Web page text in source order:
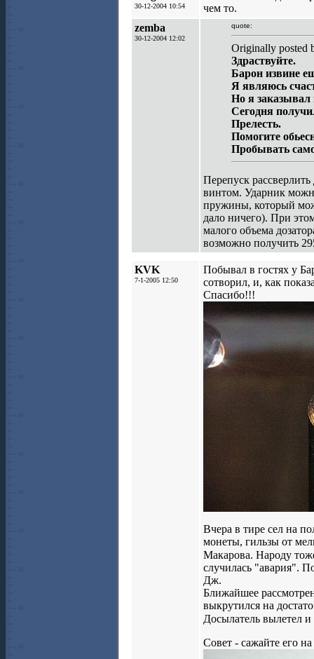
30-12-2004 10:54
чем то.
zemba
30-12-2004 12:02
quote:
Originally posted
Здраствуйте.
Барон извине
Я являюсь
Но я
Сегодня
Прелесть.
Помогите
Пробывать
Перепуск
винтом. Ударник
пружины, который
дало ничего). При
малого объема
возможно получить
KVK
7-1-2005 12:50
Побывал в гостях у
сотворил, и, как
Спасибо!!!
Вчера в тире сел на
монеты, гильзы от
Макарова. Народу
случилась "авария".
Дж.
Ближайшее
выкрутился на
Досылатель вылетел
Совет - сажайте его